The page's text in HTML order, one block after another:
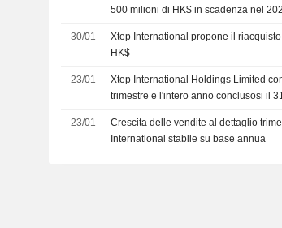
500 milioni di HK$ in scadenza nel
30/01
Xtep International propone il
HK$
23/01
Xtep International Holdings Limited
trimestre e l'intero anno conclusosi il
23/01
Crescita delle vendite al dettaglio
International stabile su base annua